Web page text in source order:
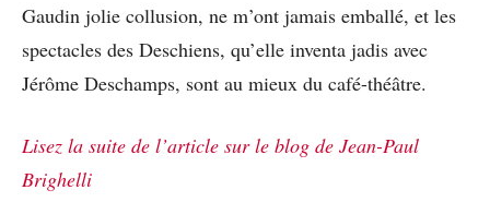
Gaudin jolie collusion, ne m’ont jamais emballé, et les
spectacles des Deschiens, qu’elle inventa jadis avec
Jérôme Deschamps, sont au mieux du café-théâtre.
Lisez la suite de l’article sur le blog de Jean-Paul
Brighelli